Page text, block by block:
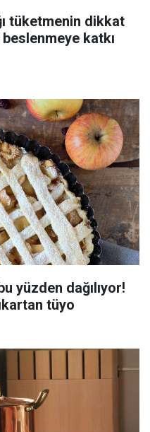
tüketmenin dikkat
katkı
yüzden dağılıyor!
tüyo